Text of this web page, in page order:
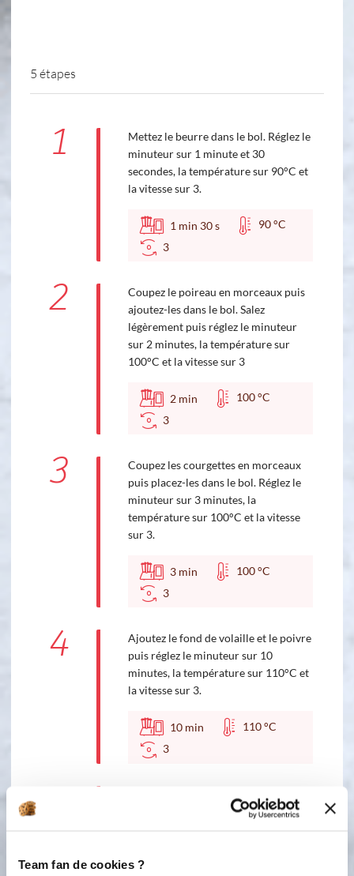
Team fan de cookies ?
5 étapes
1
Mettez le beurre dans le bol. Réglez le
minuteur sur 1 minute et 30
secondes, la température sur 90°C et
la vitesse sur 3.
1 min 30s
90 °C
3
2
Coupez le poireau en morceaux puis
ajoutez-les dans le bol. Salez
légèrement puis réglez le minuteur
sur 2 minutes, la température sur
100°C et la vitesse sur 3
2 min
100 °C
3
3
Coupez les courgettes en morceaux
puis placez-les dans le bol. Réglez le
minuteur sur 3 minutes, la
température sur 100°C et la vitesse
sur 3.
3 min
100 °C
3
4
Ajoutez le fond de volaille et le poivre
puis réglez le minuteur sur 10
minutes, la température sur 110°C et
la vitesse sur 3.
10 min
110 °C
3